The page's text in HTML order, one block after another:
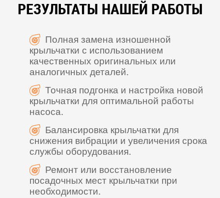
РЕЗУЛЬТАТЫ НАШЕЙ РАБОТЫ
Полная замена изношенной
крыльчатки с использованием
качественных оригинальных или
аналогичных деталей.
Точная подгонка и настройка новой
крыльчатки для оптимальной работы
насоса.
Балансировка крыльчатки для
снижения вибрации и увеличения срока
службы оборудования.
Ремонт или восстановление
посадочных мест крыльчатки при
необходимости.